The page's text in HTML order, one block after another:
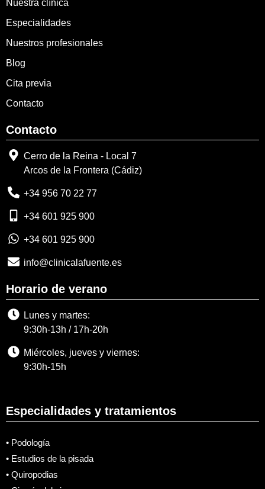
Nuestra clínica
Especialidades
Nuestros profesionales
Blog
Cita previa
Contacto
Contacto
Cerro de la Reina - Local 7
Arcos de la Frontera (Cádiz)
+34 956 70 22 77
+34 601 925 900
+34 601 925 900
info@clinicalafuente.es
Horario de verano
Lunes y martes:
9:30h-13h / 17h-20h
Miércoles, jueves y viernes:
9:30h-15h
Especialidades y tratamientos
• Podología
• Estudios de la pisada
• Quiropodias